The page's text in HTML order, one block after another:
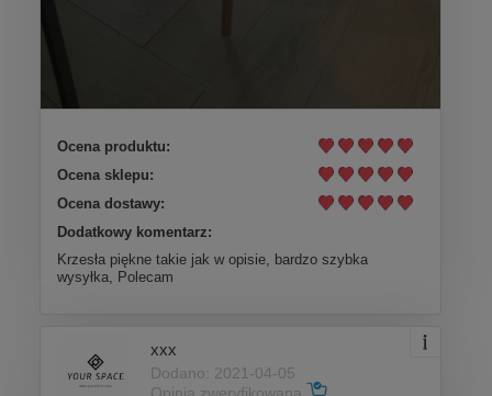
Ocena produktu:
Ocena sklepu:
Ocena dostawy:
Dodatkowy komentarz:
Krzesła piękne takie jak w opisie, bardzo szybka
wysyłka, Polecam
xxx
Dodano: 2021-04-05